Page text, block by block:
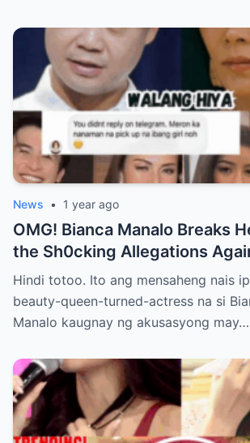
News • 1 year ago
OMG! Bianca Manalo Breaks
the Sh0cking Allegations
Gatchalian—What She Has to
Leave You Speechless!
Hindi totoo. Ito ang mensaheng nais
beauty-queen-turned-actress na si
Manalo kaugnay ng akusasyong may…